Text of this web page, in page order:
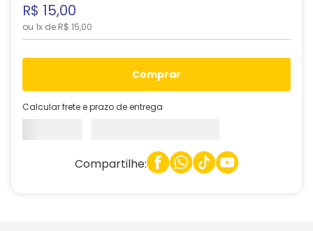
R$ 15,00
ou 1x de R$ 15,00
comprar
Calcular frete e prazo de entrega
Compartilhe: